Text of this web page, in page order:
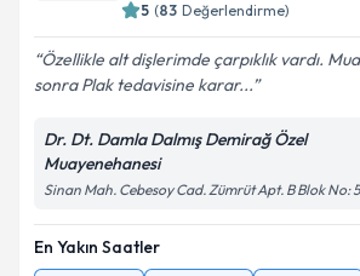
5 (83 Değerlendirme)
Özellikle alt dişlerimde çarpıklık vardı.
sonra Plak tedavisine karar...
Dr. Dt. Damla Dalmış Demirağ Özel
Muayenehanesi
Sinan Mah. Cebesoy Cad. Zümrüt Apt. B Blok No:
En Yakın Saatler